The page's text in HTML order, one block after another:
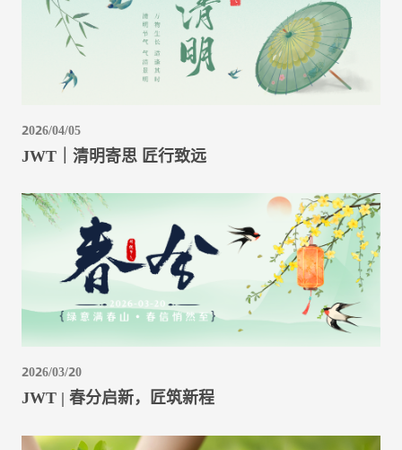
2026/04/05
JWT｜清明寄思 匠行致远
2026/03/20
JWT | 春分启新，匠筑新程